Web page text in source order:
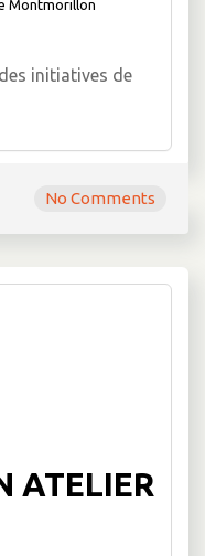
Montmorillon
initiatives de
No Comments
ATELIER